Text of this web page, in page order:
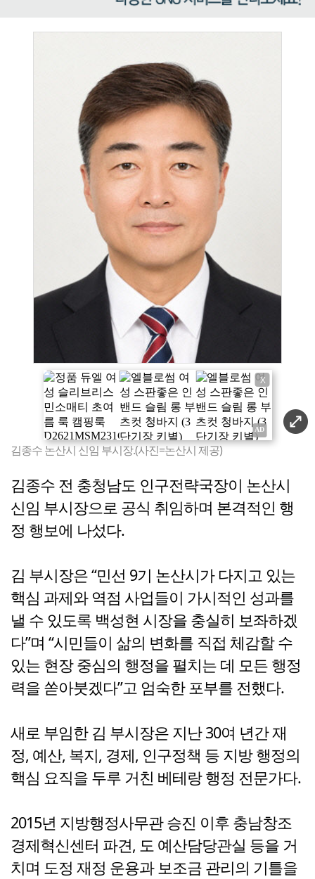
X
김종수 논산시 신임 부시장.(사진=논산시 제공)
김종수 전 충청남도 인구전략국장이 논산시
신임 부시장으로 공식 취임하며 본격적인 행
정 행보에 나섰다.
김 부시장은 “민선 9기 논산시가 다지고 있는
핵심 과제와 역점 사업들이 가시적인 성과를
낼 수 있도록 백성현 시장을 충실히 보좌하겠
다”며 “시민들이 삶의 변화를 직접 체감할 수
있는 현장 중심의 행정을 펼치는 데 모든 행정
력을 쏟아붓겠다”고 엄숙한 포부를 전했다.
새로 부임한 김 부시장은 지난 30여 년간 재
정, 예산, 복지, 경제, 인구정책 등 지방 행정의
핵심 요직을 두루 거친 베테랑 행정 전문가다.
2015년 지방행정사무관 승진 이후 충남창조
경제혁신센터 파견, 도 예산담당관실 등을 거
치며 도정 재정 운용과 보조금 관리의 기틀을